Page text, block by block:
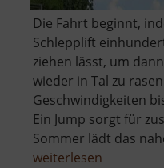
Die Fahrt beginnt,
Schlepplift
ziehen lässt, um
wieder in Tal zu
Geschwindigkeiten
Ein Jump sorgt für
Sommer lädt das
weiterlesen